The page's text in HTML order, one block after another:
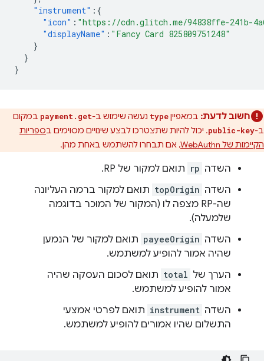
"instrument" :{
"icon" : "https://cdn.glitch.me/94838ffe-241b-
"displayName" : "Fancy Card 825809751248"
}
}
}
חשוב לדעת: במאפייןtype נעשה שימוש ב-payment.get במקום
ב-public-key. יכול להיות שתצטרכו לבצע שינויים מסוימים בספריות
הקיימות של WebAuthn
, אם תבחרו להשתמש באחת מהן.
השדה rp תואם למקור של RP.
השדה topOrigin תואם למקור ברמה העליונה
שה-RP מצפה לו (המקור של המוכר בדוגמה
שלמעלה).
השדה payeeOrigin תואם למקור של הנמען
שהיה אמור להופיע למשתמש.
הערך של total תואם לסכום העסקה שהיה
אמור להופיע למשתמש.
השדה instrument תואם לפרטי אמצעי
התשלום שהיו אמורים להופיע למשתמש.